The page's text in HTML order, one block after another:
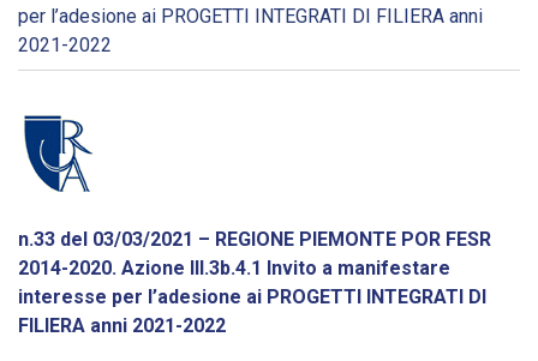
per l’adesione ai PROGETTI INTEGRATI DI FILIERA anni
2021-2022
n.33 del 03/03/2021 – REGIONE PIEMONTE POR FESR
2014-2020. Azione III.3b.4.1 Invito a manifestare
interesse per l’adesione ai PROGETTI INTEGRATI DI
FILIERA anni 2021-2022